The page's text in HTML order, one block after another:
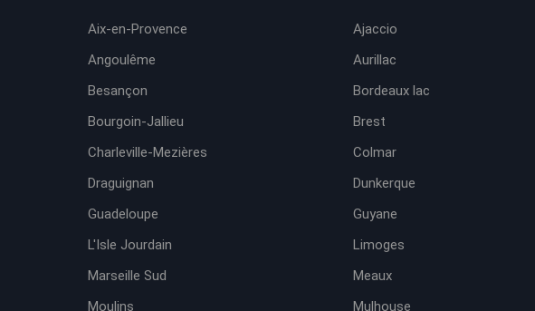
Aix-en-Provence Ajaccio
Angoulême
Aurillac
Besançon
Bordeaux lac
Bourgoin-Jallieu
Brest
Charleville-Mezières
Colmar
Draguignan
Dunkerque
Guadeloupe
Guyane
L'Isle Jourdain
Limoges
Marseille Sud
Meaux
Moulins
Mulhouse